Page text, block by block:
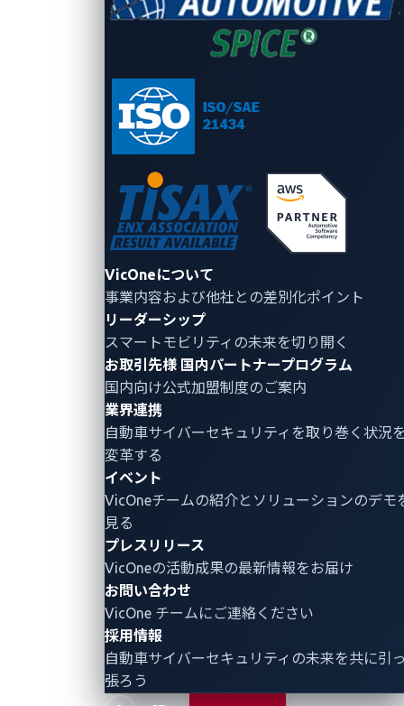
VicOneについて
事業内容および他社との差別化ポイント
リーダーシップ
スマートモビリティの未来を切り開く
お取引先様 国内パートナープログラム
国内向け公式加盟制度のご案内
業界連携
自動車サイバーセキュリティ を取り巻く状況
変革する
イベント
VicOneチームの紹介とソリューションのデモ
見る
プレスリリース
VicOneの活動成果の最新情報をお届け
お問い合わせ
VicOne チームにご連絡ください
採用情報
自動車サイバーセキュリティの未来を共に引
張ろう
ゼロデイ脆弱性がブラックマーケットに出回る前に早
期発見と迅速な対策を可能にし、サイバー攻撃による
被害を未然に防ぐとともに、製品のセキュリティレベ
ル向上に寄与します。
さらに、セキュリティリサーチャーの脆弱性発見の
功績を広く称え、総額100万米ドルを超える賞金を提
供することで研究を活性化させるとともに、実践的な
環境での経験機会を提供することでセキュリティ人材
を育成し、全体的なセキュリティレベルの向上にも繋
※「Master of Pwn」について
「Pwn2Own Automotive 2025」では、車載イン
フォテインメント（IVI）システム、電気自動車
（EV）充電器、オペレーティングシステム
（OS）の3つのカテゴリーにおけるセキュリティ
チャレンジを行いました。
未知、未公開および未報告の脆弱性を発見すると
ポイントと賞金が授与され、コンテスト終了時点
で最も多くのポイントを獲得した参加者（チー
ム）に「Master of Pwn」の称号が与えられまし
■「Pwn2Own Automotive